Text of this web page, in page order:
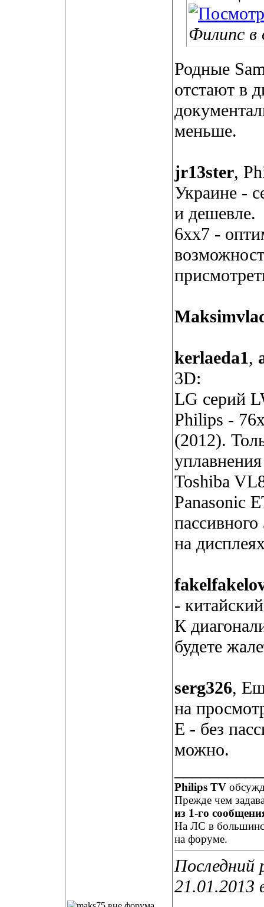
Филипс в
Родные
отстают в
меньше.
jr13ster,
Украине -
и дешевле.
6хх7 -
kerlaeda1,
3D:
LG серий
Philips -
(2012).
Toshiba
Panasonic
на
-
К
будете
serg326,
на
E - без
можно.
Philips TV
Прежде чем
из 1-го
На ЛС в
на форуме.
Последний
21.01.2013